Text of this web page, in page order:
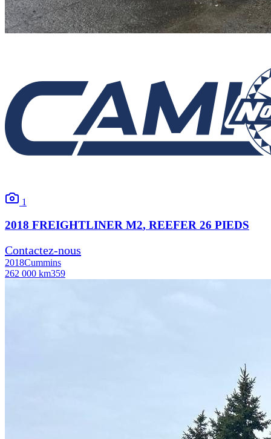
1
2018 FREIGHTLINER M2, REEFER 26 PIEDS
Contactez-nous
2018Cummins
262 000 km359